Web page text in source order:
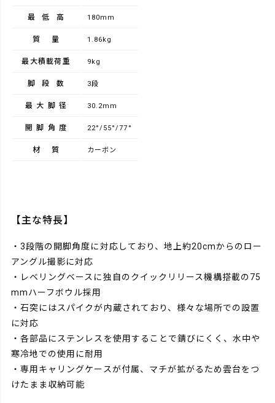
最低高 180mm
質量 1.86kg
最大積載荷重 9kg
脚段数 3段
最大脚径 30.2mm
開脚角度 22°/55°/77°
材質 カーボン
【主な特長】
・3段階の開脚角度に対応しており、地上約20cmからのロー
アングル撮影に対応
・レベリングベースに独自のクイックリリース機構搭載の75
mmハーフボウル採用
・石突にはスパイクが内蔵されており、様々な場所での設置
に対応
・各部品にステンレスを使用することで錆びにくく、水中や
寒冷地での使用に耐用
・専用キャリングケースが付属、マチが拡がるため雲台をつ
けたまま収納可能